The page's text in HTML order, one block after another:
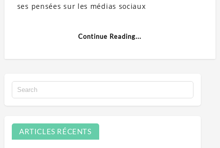
ses pensées sur les médias sociaux
Continue Reading...
ARTICLES RÉCENTS